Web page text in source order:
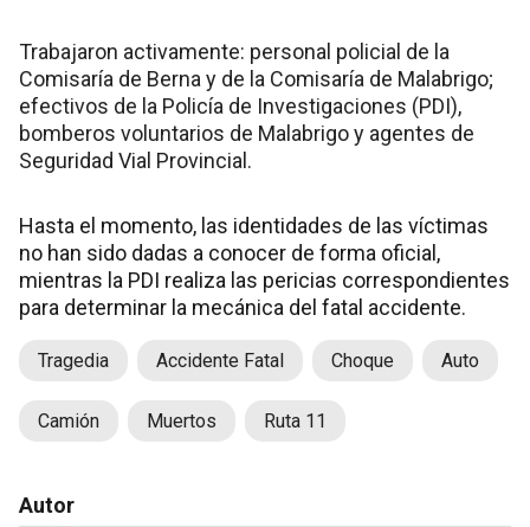
Trabajaron activamente: personal policial de la
Comisaría de Berna y de la Comisaría de Malabrigo;
efectivos de la Policía de Investigaciones (PDI),
bomberos voluntarios de Malabrigo y agentes de
Seguridad Vial Provincial.
Hasta el momento, las identidades de las víctimas
no han sido dadas a conocer de forma oficial,
mientras la PDI realiza las pericias correspondientes
para determinar la mecánica del fatal accidente.
Tragedia Accidente Fatal Choque Auto
Camión Muertos Ruta 11
Autor